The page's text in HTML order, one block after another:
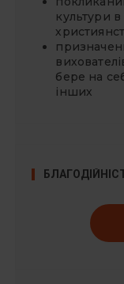
культури в
бере на
інших